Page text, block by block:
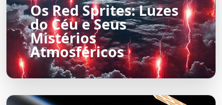
Os Red Sprites: Luzes
do Céu e Seus
Mistérios
Atmosféricos